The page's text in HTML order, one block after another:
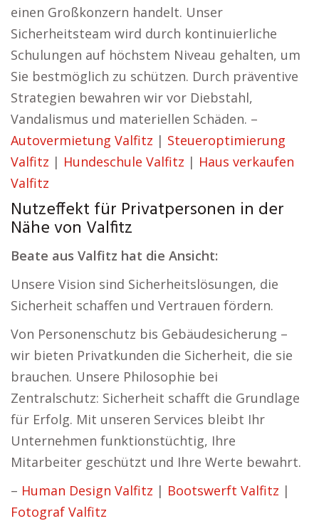
einen Großkonzern handelt. Unser
Sicherheitsteam wird durch kontinuierliche
Schulungen auf höchstem Niveau gehalten, um
Sie bestmöglich zu schützen. Durch präventive
Strategien bewahren wir vor Diebstahl,
Vandalismus und materiellen Schäden. –
Autovermietung Valfitz | Steueroptimierung
Valfitz | Hundeschule Valfitz | Haus verkaufen
Valfitz
Nutzeffekt für Privatpersonen in der
Nähe von Valfitz
Beate aus Valfitz hat die Ansicht:
Unsere Vision sind Sicherheitslösungen, die
Sicherheit schaffen und Vertrauen fördern.
Von Personenschutz bis Gebäudesicherung –
wir bieten Privatkunden die Sicherheit, die sie
brauchen. Unsere Philosophie bei
Zentralschutz: Sicherheit schafft die Grundlage
für Erfolg. Mit unseren Services bleibt Ihr
Unternehmen funktionstüchtig, Ihre
Mitarbeiter geschützt und Ihre Werte bewahrt.
– Human Design Valfitz | Bootswerft Valfitz |
Fotograf Valfitz